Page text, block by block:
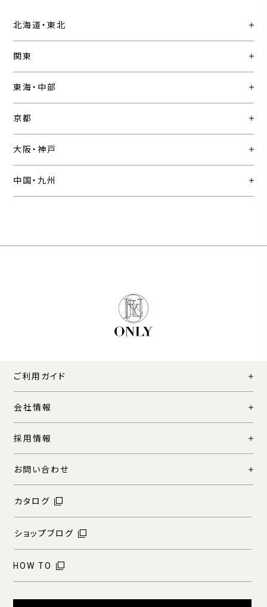
北海道・東北
関東
東海・中部
京都
大阪・神戸
中国・九州
ご利用ガイド
会社情報
採用情報
お問い合わせ
カタログ
ショップブログ
HOW TO